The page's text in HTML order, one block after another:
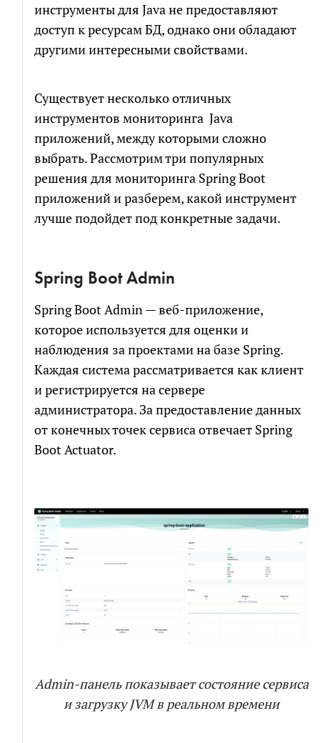
инструменты для Java не предоставляют
доступ к ресурсам БД, однако они обладают
другими интересными свойствами.
Существует несколько отличных
инструментов мониторинга Java
приложений, между которыми сложно
выбрать. Рассмотрим три популярных
решения для мониторинга Spring Boot
приложений и разберем, какой инструмент
лучше подойдет под конкретные задачи.
Spring Boot Admin
Spring Boot Admin — веб-приложение,
которое используется для оценки и
наблюдения за проектами на базе Spring.
Каждая система рассматривается как клиент
и регистрируется на сервере
администратора. За предоставление данных
от конечных точек сервиса отвечает Spring
Boot Actuator.
Admin-панель показывает состояние сервиса
и загрузку JVM в реальном времени
РАСЧЕТ СМЕТЫ
ПОЧТИ ГОТОВО!